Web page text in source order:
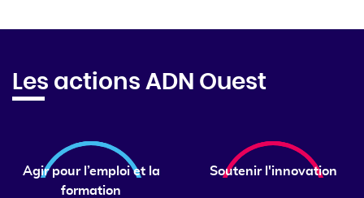
Les actions ADN Ouest
Agir pour l’emploi et la
formation
Soutenir l'innovation